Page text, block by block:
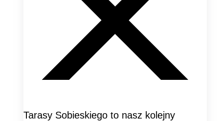
Tarasy Sobieskiego to nasz kolejny